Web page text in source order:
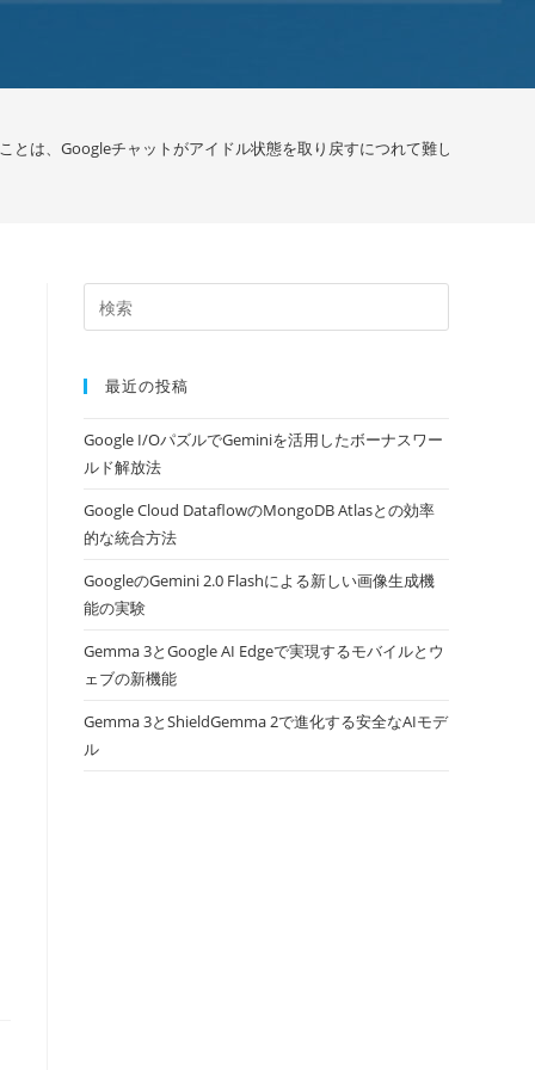
とは、Googleチャットがアイドル状態を取り戻すにつれて難しくなるか
最近の投稿
Google I/OパズルでGeminiを活用したボーナスワー
ルド解放法
Google Cloud DataflowのMongoDB Atlasとの効率
的な統合方法
GoogleのGemini 2.0 Flashによる新しい画像生成機
能の実験
Gemma 3とGoogle AI Edgeで実現するモバイルとウ
ェブの新機能
Gemma 3とShieldGemma 2で進化する安全なAIモデ
ル